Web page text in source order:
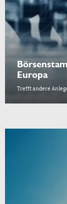
Europa
Trefft andere